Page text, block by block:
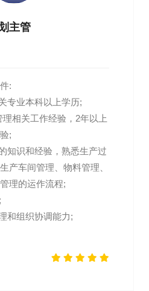
主管
:
专业本科以上学历;
相关工作经验，2年以上
;
知识和经验，熟悉生产过
产车间管理、物料管理、
理的运作流程;
和组织协调能力;